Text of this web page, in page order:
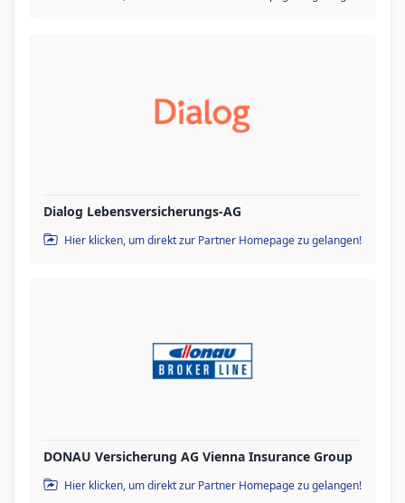
Dialog Lebensversicherungs-AG
Hier klicken, um direkt zur Partner Homepage zu gelangen!
DONAU Versicherung AG Vienna Insurance Group
Hier klicken, um direkt zur Partner Homepage zu gelangen!